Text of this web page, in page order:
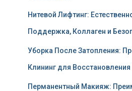
Нитевой Лифтинг:
Поддержка, Коллаген и
Уборка После Затопления:
Клининг для
Перманентный Макияж: